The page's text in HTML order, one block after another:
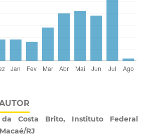
da Costa Brito, Instituto Federal
RJ